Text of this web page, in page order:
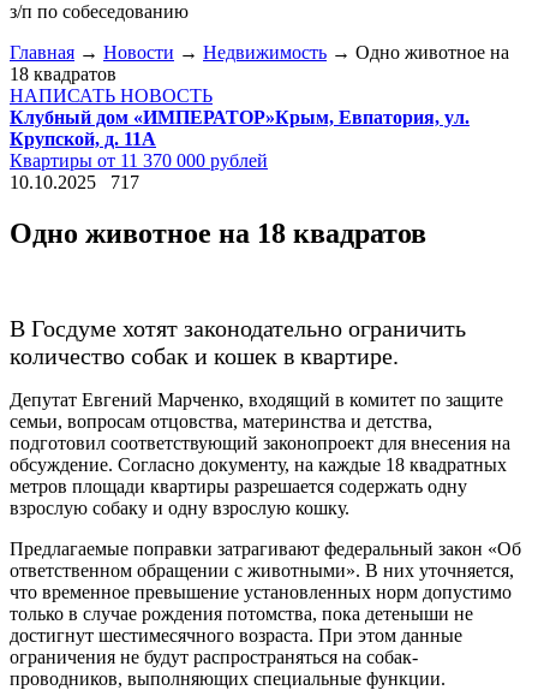
з/п по собеседованию
Главная → Новости → Недвижимость → Одно животное на
18 квадратов
НАПИСАТЬ НОВОСТЬ
Клубный дом «ИМПЕРАТОР»Крым, Евпатория, ул.
Крупской, д. 11А
Квартиры от 11 370 000 рублей
10.10.2025
717
Одно животное на 18 квадратов
В Госдуме хотят законодательно ограничить
количество собак и кошек в квартире.
Депутат Евгений Марченко, входящий в комитет по защите
семьи, вопросам отцовства, материнства и детства,
подготовил соответствующий законопроект для внесения на
обсуждение. Согласно документу, на каждые 18 квадратных
метров площади квартиры разрешается содержать одну
взрослую собаку и одну взрослую кошку.
Предлагаемые поправки затрагивают федеральный закон «Об
ответственном обращении с животными». В них уточняется,
что временное превышение установленных норм допустимо
только в случае рождения потомства, пока детеныши не
достигнут шестимесячного возраста. При этом данные
ограничения не будут распространяться на собак-
проводников, выполняющих специальные функции.